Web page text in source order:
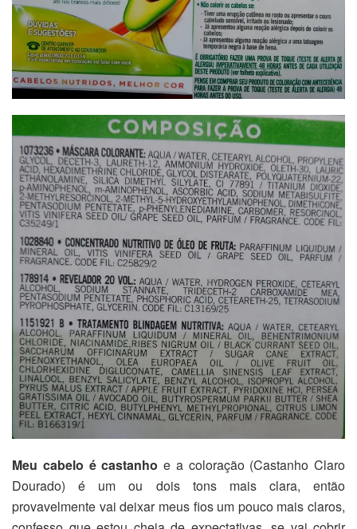
Meu cabelo é castanho e a coloração (Castanho Claro
Dourado) é um ou dois tons mais clara, então
provavelmente vai deixar meus fios um pouco mais claros,